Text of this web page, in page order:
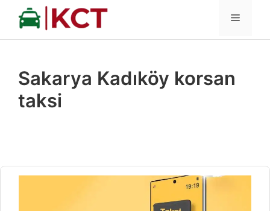
İçeriğe
MENÜ
Sakarya Kadıköy korsan
taksi